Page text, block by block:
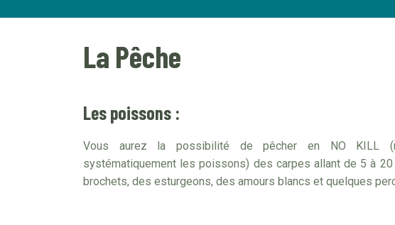
La Pêche
Les poissons :
Vous aurez la possibilité de pêcher en NO KILL
systématiquement les poissons) des carpes allant de 5 à 20
brochets, des esturgeons, des amours blancs et quelques